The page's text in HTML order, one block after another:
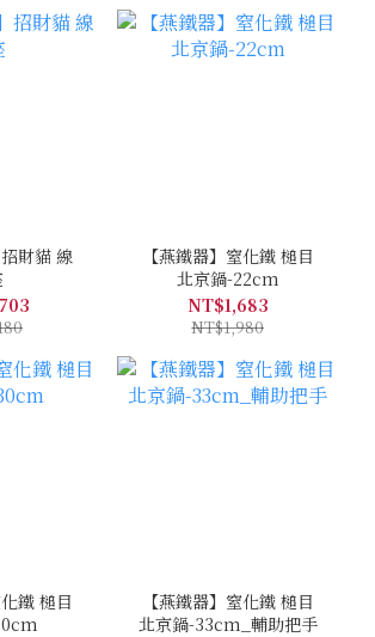
財貓 線
【燕鐵器】窒化鐵 槌目
北京鍋-22cm
NT$1,683
NT$1,980
鐵 槌目
【燕鐵器】窒化鐵 槌目
北京鍋-33cm_輔助把手